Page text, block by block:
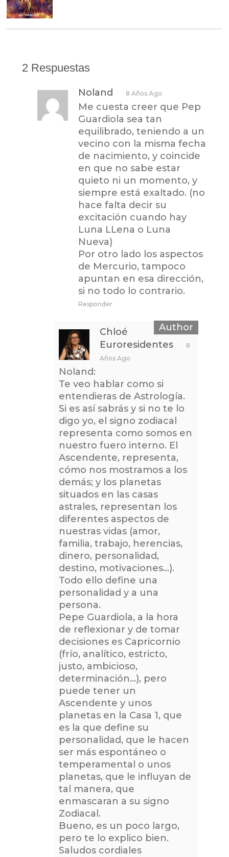
2 Respuestas
Noland 8 Años Ago
Me cuesta creer que Pep
Guardiola sea tan
equilibrado, teniendo a un
vecino con la misma fecha
de nacimiento, y coincide
en que no sabe estar
quieto ni un momento, y
siempre está exaltado. (no
hace falta decir su
excitación cuando hay
Luna LLena o Luna
Nueva)
Por otro lado los aspectos
de Mercurio, tampoco
apuntan en esa dirección,
si no todo lo contrario.
Responder
Chloé
Euroresidentes
8
Años Ago
Noland:
Te veo hablar como si
entendieras de Astrología.
Si es así sabrás y si no te lo
digo yo, el signo zodiacal
representa como somos en
nuestro fuero interno. El
Ascendente, representa,
cómo nos mostramos a los
demás; y los planetas
situados en las casas
astrales, representan los
diferentes aspectos de
nuestras vidas (amor,
familia, trabajo, herencias,
dinero, personalidad,
destino, motivaciones…).
Todo ello define una
personalidad y a una
persona.
Pepe Guardiola, a la hora
de reflexionar y de tomar
decisiones es Capricornio
(frío, analítico, estricto,
justo, ambicioso,
determinación…), pero
puede tener un
Ascendente y unos
planetas en la Casa 1, que
es la que define su
personalidad, que le hacen
ser más espontáneo o
temperamental o unos
planetas, que le influyan de
tal manera, que
enmascaran a su signo
Zodiacal.
Bueno, es un poco largo,
pero te lo explico bien.
Saludos cordiales